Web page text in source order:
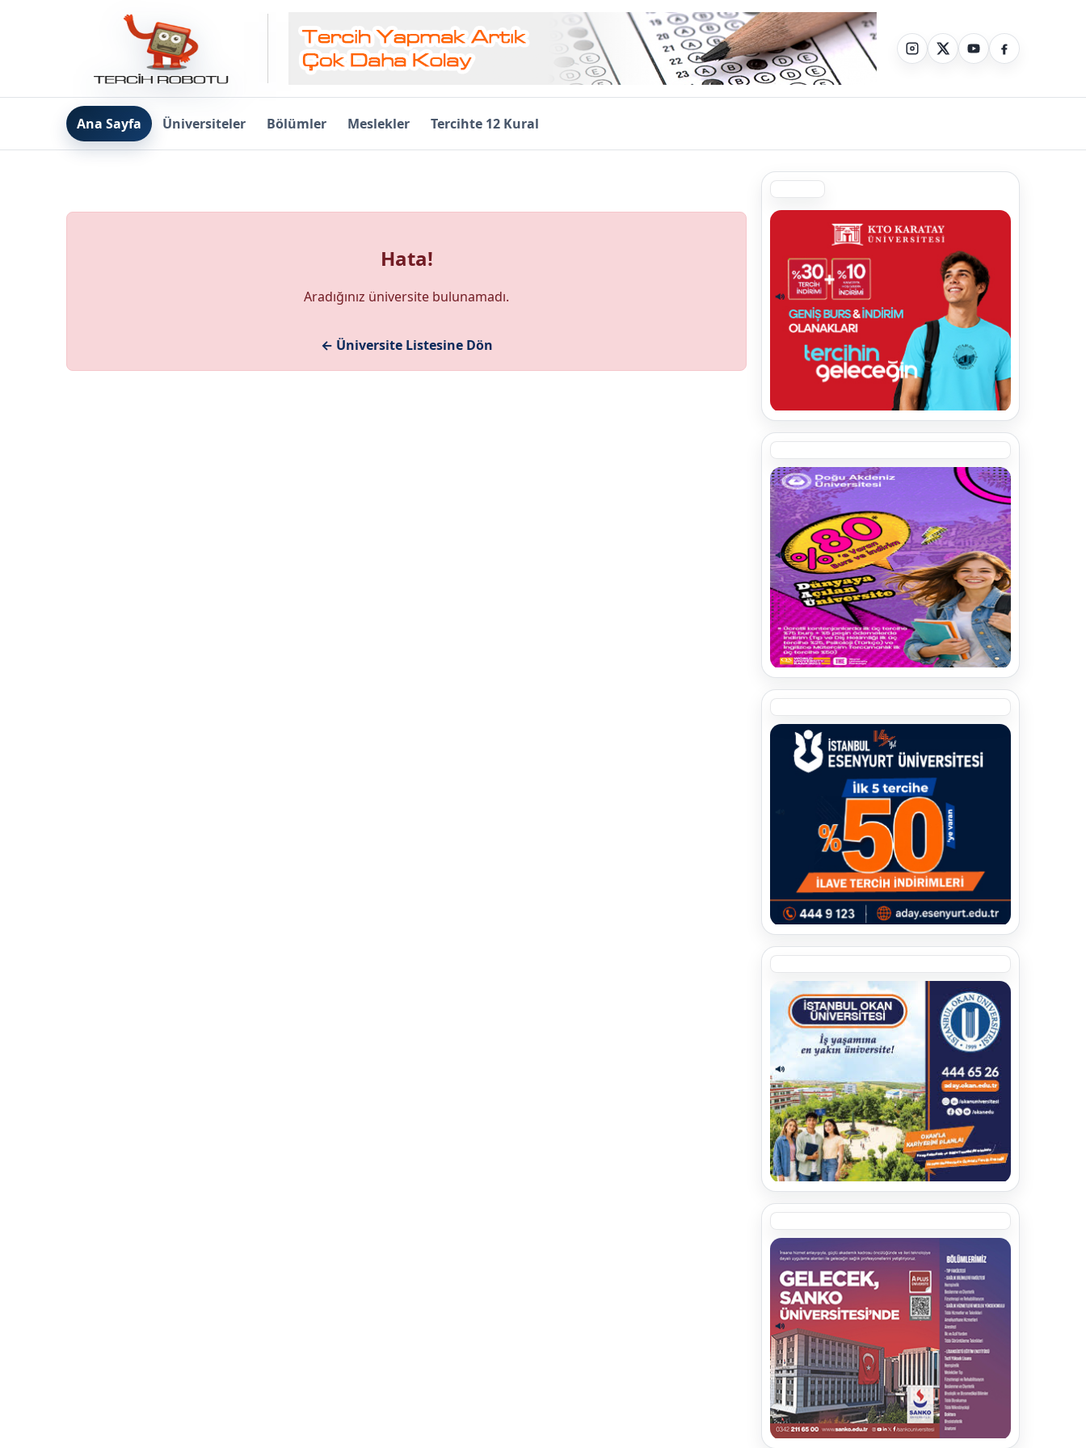
Ana Sayfa Üniversiteler Bölümler Meslekler Tercihte 12 Kural
Hata!
Aradığınız üniversite bulunamadı.
← Üniversite Listesine Dön